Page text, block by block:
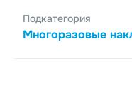
Подкатегория
Многоразовые